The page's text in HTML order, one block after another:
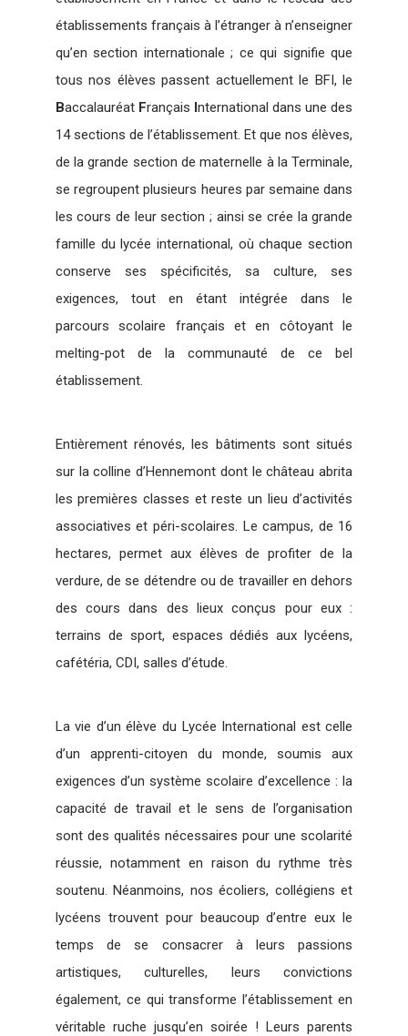
établissements français à l’étranger à n’enseigner
qu’en section internationale ; ce qui signifie que
tous nos élèves passent actuellement le BFI, le
Baccalauréat Français International dans une des
14 sections de l’établissement. Et que nos élèves,
de la grande section de maternelle à la Terminale,
se regroupent plusieurs heures par semaine dans
les cours de leur section ; ainsi se crée la grande
famille du lycée international, où chaque section
conserve ses spécificités, sa culture, ses
exigences, tout en étant intégrée dans le
parcours scolaire français et en côtoyant le
melting-pot de la communauté de ce bel
établissement.
Entièrement rénovés, les bâtiments sont situés
sur la colline d’Hennemont dont le château abrita
les premières classes et reste un lieu d’activités
associatives et péri-scolaires. Le campus, de 16
hectares, permet aux élèves de profiter de la
verdure, de se détendre ou de travailler en dehors
des cours dans des lieux conçus pour eux :
terrains de sport, espaces dédiés aux lycéens,
cafétéria, CDI, salles d’étude.
La vie d’un élève du Lycée International est celle
d’un apprenti-citoyen du monde, soumis aux
exigences d’un système scolaire d’excellence : la
capacité de travail et le sens de l’organisation
sont des qualités nécessaires pour une scolarité
réussie, notamment en raison du rythme très
soutenu. Néanmoins, nos écoliers, collégiens et
lycéens trouvent pour beaucoup d’entre eux le
temps de se consacrer à leurs passions
artistiques, culturelles, leurs convictions
également, ce qui transforme l’établissement en
véritable ruche jusqu’en soirée ! Leurs parents